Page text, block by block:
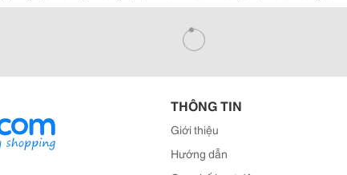
Trà
THÔNG TIN
Giới thiệu
Hướng dẫn